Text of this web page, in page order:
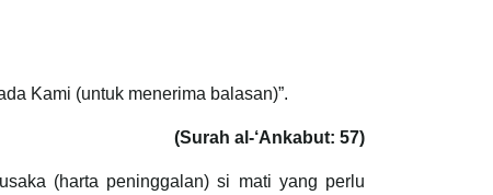
Kami (untuk menerima balasan)”.
(Surah al-‘Ankabut: 57)
(harta peninggalan) si mati yang perlu